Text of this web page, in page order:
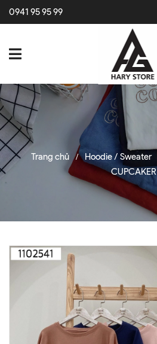
0941 95 95 99
Trang chủ / Hoodie / Sweater
CUPCAKER